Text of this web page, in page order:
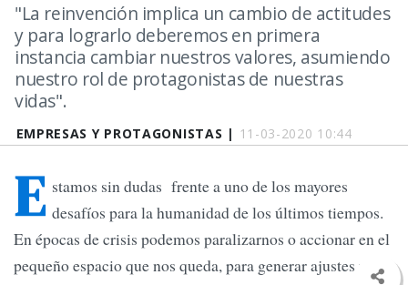
EMPRESAS Y PROTAGONISTAS | 11-03-2020 10:44
"La reinvención implica un cambio de actitudes
y para lograrlo deberemos en primera
instancia cambiar nuestros valores, asumiendo
nuestro rol de protagonistas de nuestras
vidas".
E stamos sin dudas frente a uno de los mayores
desafíos para la humanidad de los últimos tiempos.
En épocas de crisis podemos paralizarnos o accionar en el
pequeño espacio que nos queda, para generar ajustes y así